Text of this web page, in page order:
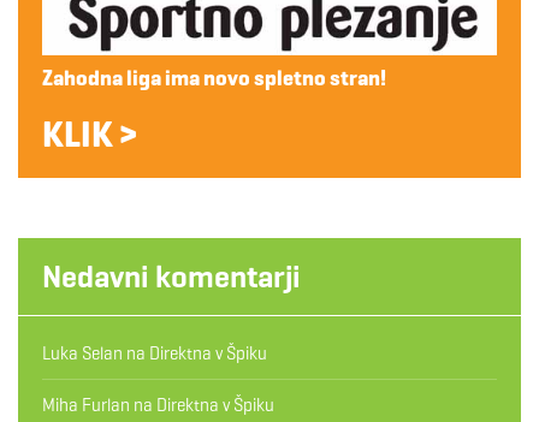
Zahodna liga ima novo spletno stran!
KLIK >
Nedavni komentarji
Luka Selan na Direktna v Špiku
Miha Furlan na Direktna v Špiku